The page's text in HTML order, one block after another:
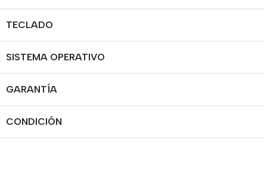
TECLADO
SISTEMA OPERATIVO
GARANTÍA
CONDICIÓN